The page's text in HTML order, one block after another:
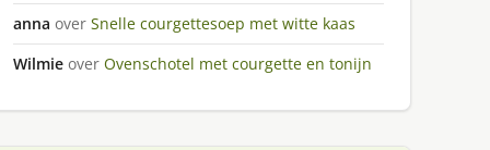
anna over Snelle courgettesoep met witte kaas
Wilmie over Ovenschotel met courgette en tonijn